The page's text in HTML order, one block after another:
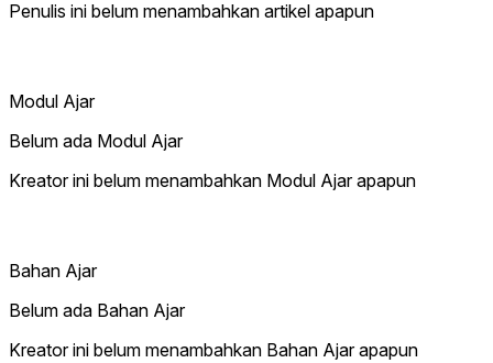
Penulis ini belum menambahkan artikel apapun
Modul Ajar
Belum ada Modul Ajar
Kreator ini belum menambahkan Modul Ajar apapun
Bahan Ajar
Belum ada Bahan Ajar
Kreator ini belum menambahkan Bahan Ajar apapun